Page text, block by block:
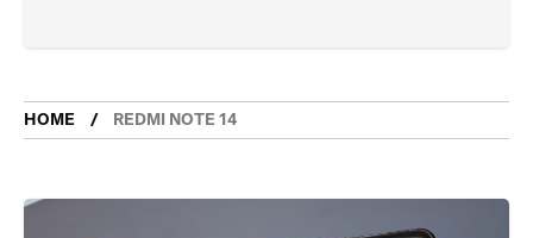
HOME REDMI NOTE 14